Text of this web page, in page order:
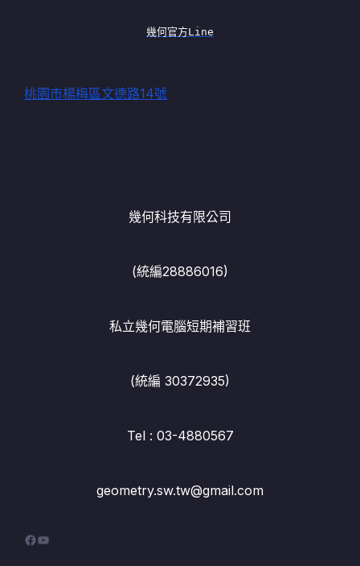
幾何官方Line
桃園市楊梅區文德路14號
幾何科技有限公司
(統編28886016)
私立幾何電腦短期補習班
(統編 30372935)
Tel : 03-4880567
geometry.sw.tw@gmail.com
Facebook